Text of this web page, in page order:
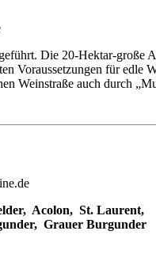
Die 20-Hektar-große
Voraussetzungen für
Weinstraße auch durch
Acolon, St. Laurent,
Grauer Burgunder